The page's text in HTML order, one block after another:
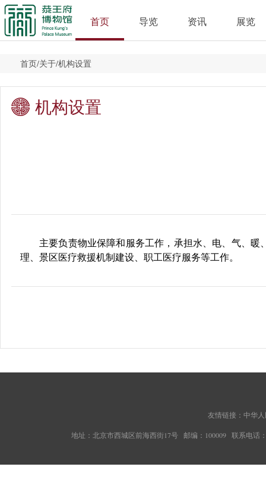
首页 导览 资讯 展览
首页/关于/机构设置
机构设置
主要负责物业保障和服务工作，承担水、电、气、
理、景区医疗救援机制建设、职工医疗服务等工作。
友情链接： 中华
地址：北京市西城区前海西街17号 邮编：100009 联系电话